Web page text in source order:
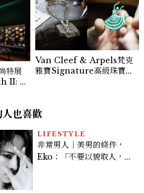
特展
II: H
Van Cleef & Arpels梵克
雅寶Signature高級珠寶臻
藝美學
也喜歡
LIFESTYLE
非常男人｜美男的條件，
Eko：「不要以貌取人，內